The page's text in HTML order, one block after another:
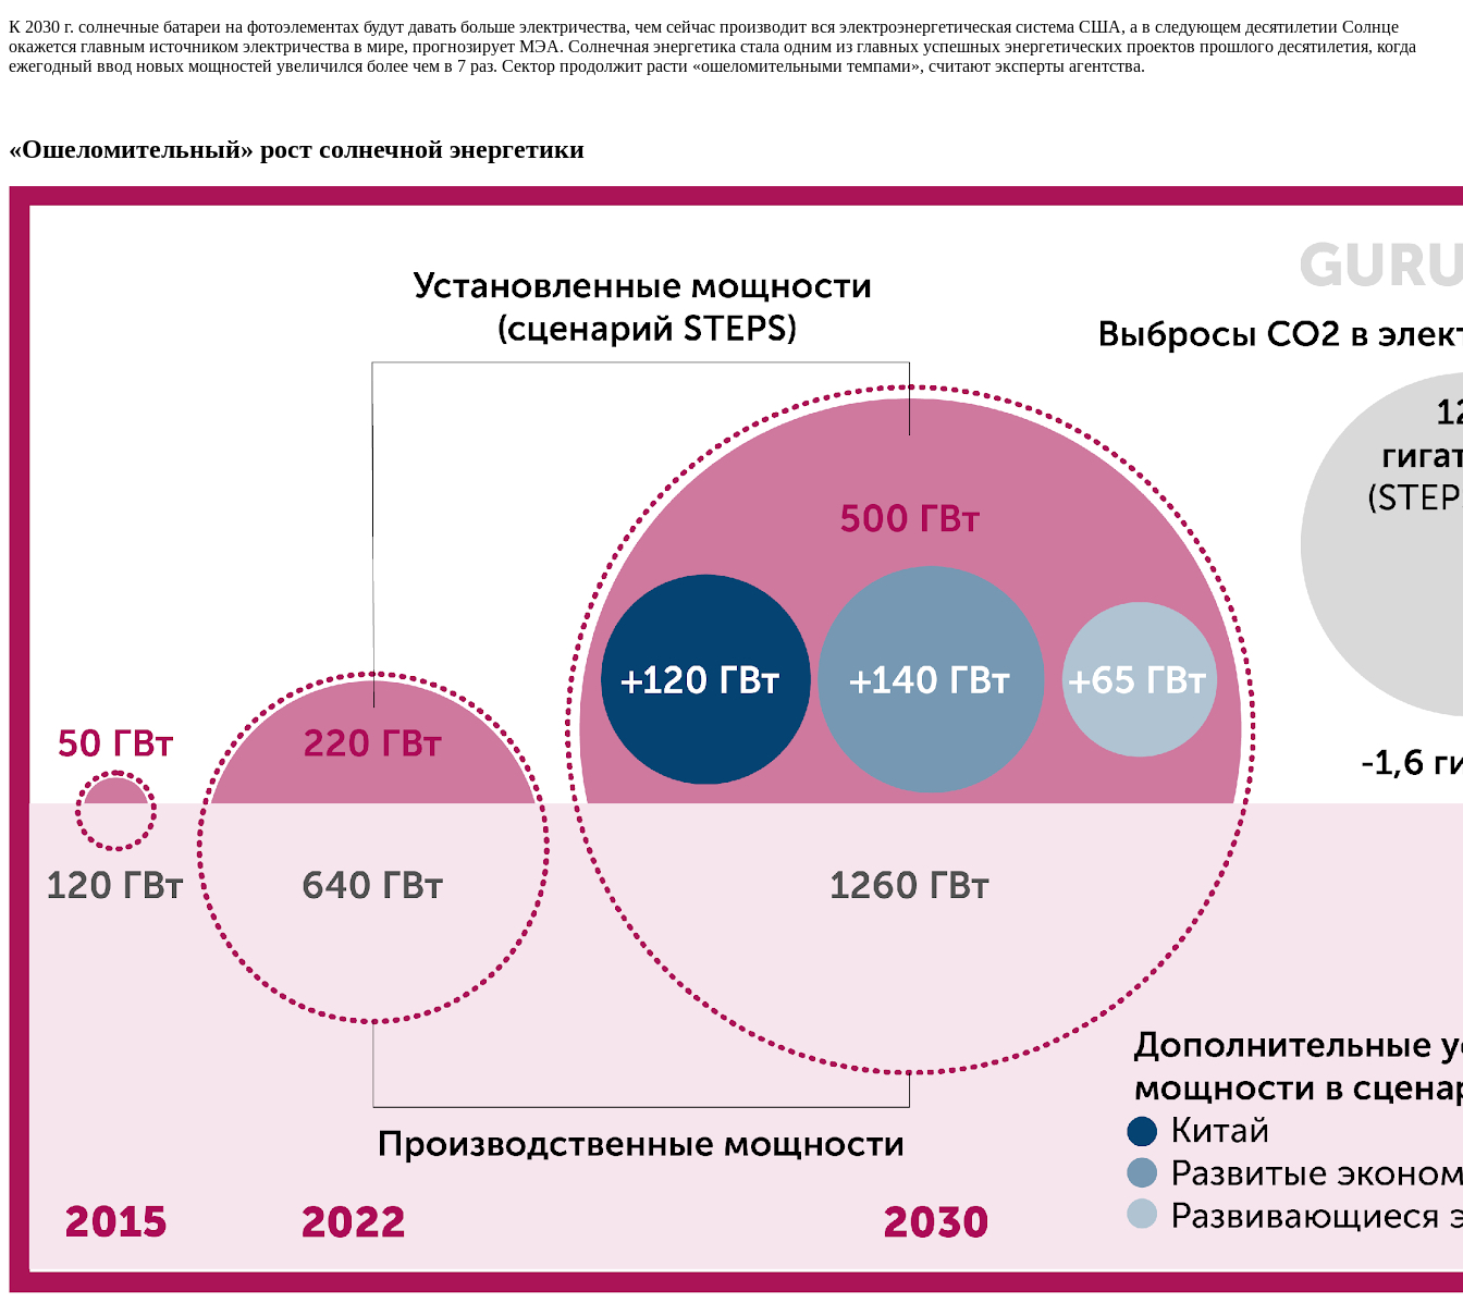
К 2030 г. солнечные батареи на фотоэлементах будут давать больше электричества, чем сейчас производит вся электроэнергетическая система США, а в следующем десятилетии Солнце
окажется главным источником электричества в мире, прогнозирует МЭА. Солнечная энергетика стала одним из главных успешных энергетических проектов прошлого десятилетия, когда
ежегодный ввод новых мощностей увеличился более чем в 7 раз. Сектор продолжит расти «ошеломительными темпами», считают эксперты агентства.
«Ошеломительный» рост солнечной энергетики